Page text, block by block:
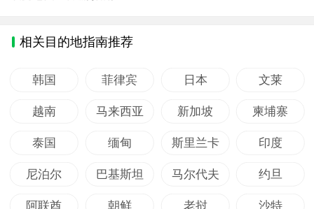
相关目的地指南推荐
韩国 菲律宾 日本 文莱
越南 马来西亚 新加坡 柬埔寨
泰国 缅甸 斯里兰卡 印度
尼泊尔 巴基斯坦 马尔代夫 约旦
阿联酋 朝鲜 老挝 沙特